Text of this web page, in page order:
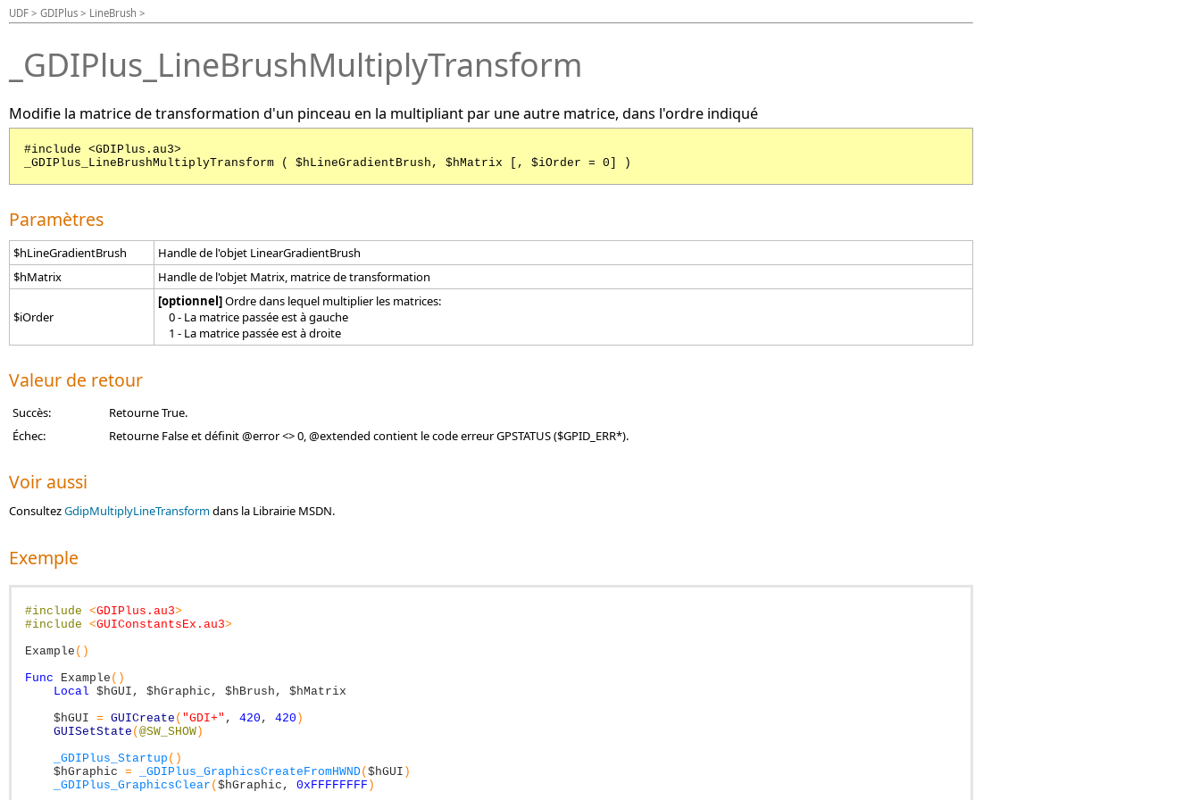
UDF > GDIPlus > LineBrush >
_GDIPlus_LineBrushMultiplyTransform
Modifie la matrice de transformation d'un pinceau en la multipliant par une autre matrice, dans l'ordre indiqué
#include <GDIPlus.au3>
_GDIPlus_LineBrushMultiplyTransform ( $hLineGradientBrush, $hMatrix [, $iOrder = 0] )
Paramètres
$hLineGradientBrush
Handle de l'objet LinearGradientBrush
$hMatrix
Handle de l'objet Matrix, matrice de transformation
$iOrder
[optionnel]Ordre dans lequel multiplier les matrices:
0 - La matrice passée est à gauche
1 - La matrice passée est à droite
Valeur de retour
Succès:
Retourne True.
Échec:
Retourne False et définit @error <> 0, @extended contient le code erreur GPSTATUS ($GPID_ERR*).
Voir aussi
ConsultezGdipMultiplyLineTransformdans la Librairie MSDN.
Exemple
#include <GDIPlus.au3>
#include <GUIConstantsEx.au3>
Example ( )
Func
Example ( )
Local $hGUI , $hGraphic , $hBrush ,
$hMatrix
$hGUI = GUICreate ( "GDI+" , 420 , 420 )
GUISetState ( @SW_SHOW )
_GDIPlus_Startup ( )
$hGraphic = _GDIPlus_GraphicsCreateFromHWND( $hGUI )
_GDIPlus_GraphicsClear ( $hGraphic , 0xFFFFFFFF )